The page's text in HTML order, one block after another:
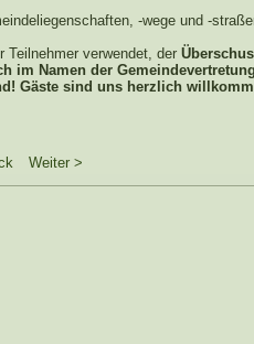
-wege und -
Teilnehmer verwendet, der
im Namen der
Gäste sind uns herzlich
Weiter >